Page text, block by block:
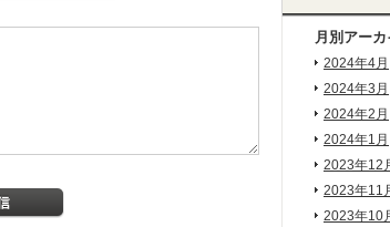
月別アー
2024年4月
2024年3月
2024年2月
2024年1月
2023年12
2023年11
2023年10